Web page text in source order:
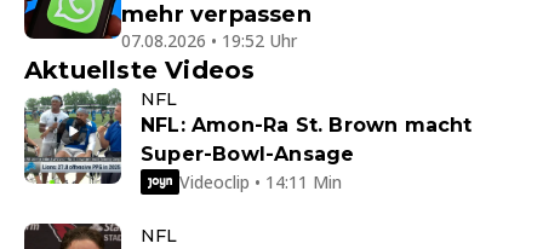
mehr verpassen
07.08.2026 • 19:52 Uhr
Aktuellste Videos
NFL
NFL: Amon-Ra St. Brown macht
Super-Bowl-Ansage
Videoclip • 14:11 Min
NFL